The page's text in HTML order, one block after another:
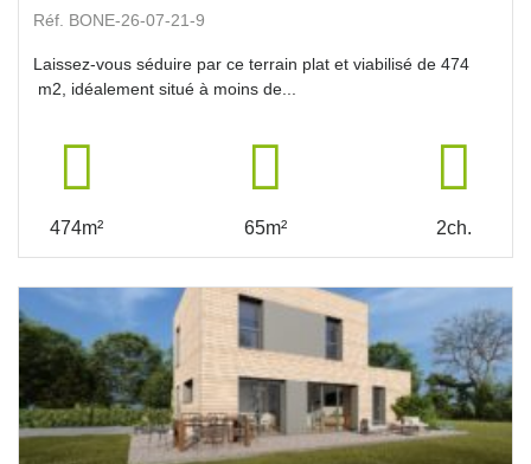
Réf. BONE-26-07-21-9
Laissez-vous séduire par ce terrain plat et viabilisé de 474
m2, idéalement situé à moins de...
474m² 65m² 2ch.